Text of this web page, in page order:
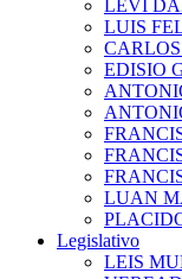
LEVI
LUIS
EDISIO
LUAN
Legislativo
LEIS